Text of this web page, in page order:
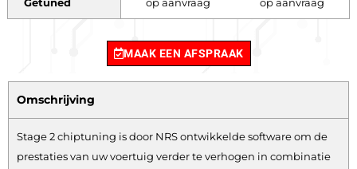
op aanvraag op aanvraag
MAAK EEN AFSPRAAK
Omschrijving
Stage 2 chiptuning is door NRS ontwikkelde software om de
prestaties van uw voertuig verder te verhogen in combinatie